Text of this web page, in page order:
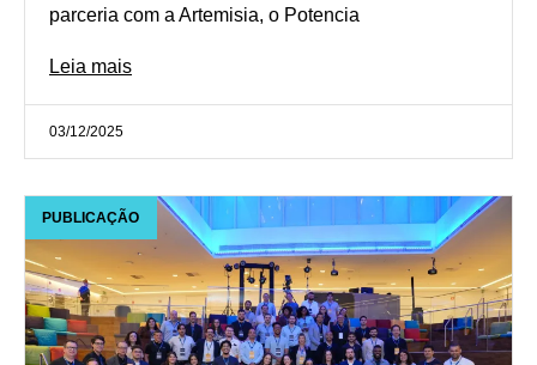
parceria com a Artemisia, o Potencia
Leia mais
03/12/2025
PUBLICAÇÃO